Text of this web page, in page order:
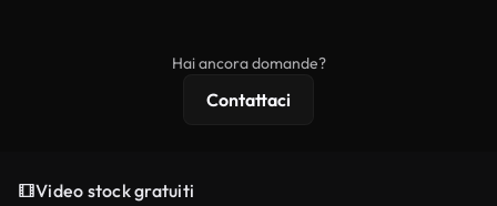
Hai ancora domande?
Contattaci
Video stock gratuiti